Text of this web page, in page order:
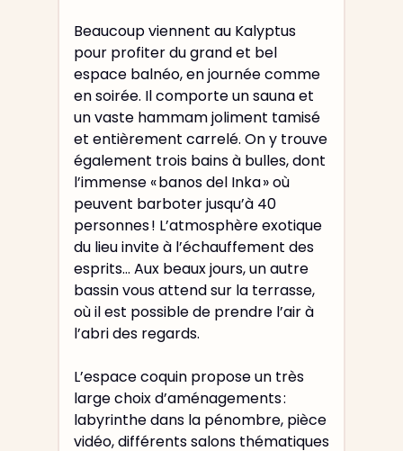
Beaucoup viennent au Kalyptus
pour profiter du grand et bel
espace balnéo, en journée comme
en soirée. Il comporte un sauna et
un vaste hammam joliment tamisé
et entièrement carrelé. On y trouve
également trois bains à bulles, dont
l’immense « banos del Inka » où
peuvent barboter jusqu’à 40
personnes ! L’atmosphère exotique
du lieu invite à l’échauffement des
esprits… Aux beaux jours, un autre
bassin vous attend sur la terrasse,
où il est possible de prendre l’air à
l’abri des regards.
L’espace coquin propose un très
large choix d’aménagements :
labyrinthe dans la pénombre, pièce
vidéo, différents salons thématiques